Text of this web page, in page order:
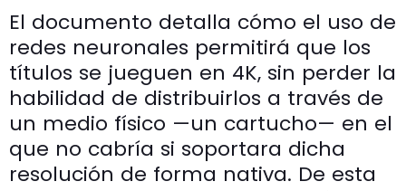
El documento detalla cómo el uso de
redes neuronales permitirá que los
títulos se jueguen en 4K, sin perder la
habilidad de distribuirlos a través de
un medio físico —un cartucho— en el
que no cabría si soportara dicha
resolución de forma nativa. De esta